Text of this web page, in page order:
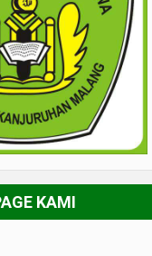
KAMI